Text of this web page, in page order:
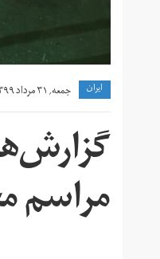
ايران جمعه, ۳۱ مرداد ۱۳۹۹ ۱۸:۲۹
مراسم